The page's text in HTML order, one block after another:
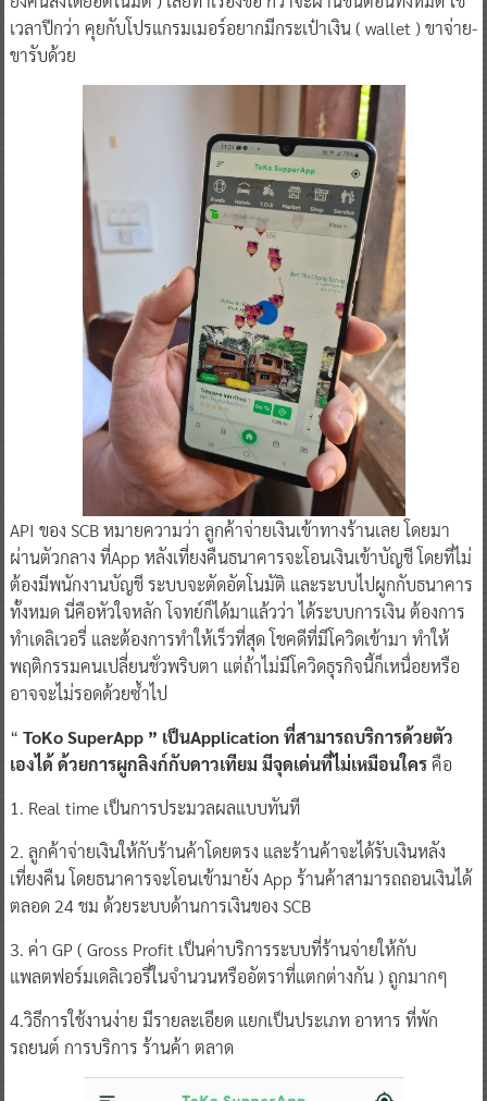
เวลาปีกว่า คุยกับโปรแกรมเมอร์อยากมีกระเป๋าเงิน ( wallet ) ขาจ่าย-
ขารับด้วย
API ของ SCB หมายความว่า ลูกค้าจ่ายเงินเข้าทางร้านเลย โดยมา
ผ่านตัวกลาง ที่App หลังเที่ยงคืนธนาคารจะโอนเงินเข้าบัญชี โดยที่ไม่
ต้องมีพนักงานบัญชี ระบบจะตัดอัตโนมัติ และระบบไปผูกกับธนาคาร
ทั้งหมด นี่คือหัวใจหลัก โจทย์ก็ได้มาแล้วว่า ได้ระบบการเงิน ต้องการ
ทำเดลิเวอรี่ และต้องการทำให้เร็วที่สุด โชคดีที่มีโควิดเข้ามา ทำให้
พฤติกรรมคนเปลี่ยนชั่วพริบตา แต่ถ้าไม่มีโควิดธุรกิจนี้ก็เหนื่อยหรือ
อาจจะไม่รอดด้วยซ้ำไป
“ ToKo SuperApp ” เป็นApplication ที่สามารถบริการด้วยตัว
เองได้ ด้วยการผูกลิงก์กับดาวเทียม มีจุดเด่นที่ไม่เหมือนใครคือ
1. Real time เป็นการประมวลผลแบบทันที
2. ลูกค้าจ่ายเงินให้กับร้านค้าโดยตรง และร้านค้าจะได้รับเงินหลัง
เที่ยงคืน โดยธนาคารจะโอนเข้ามายัง App ร้านค้าสามารถถอนเงินได้
ตลอด 24 ชม ด้วยระบบด้านการเงินของ SCB
3. ค่า GP ( Gross Profit เป็นค่าบริการระบบที่ร้านจ่ายให้กับ
แพลตฟอร์มเดลิเวอรี่ในจำนวนหรืออัตราที่แตกต่างกัน ) ถูกมากๆ
4.วิธีการใช้งานง่าย มีรายละเอียด แยกเป็นประเภท อาหาร ที่พัก
รถยนต์ การบริการ ร้านค้า ตลาด